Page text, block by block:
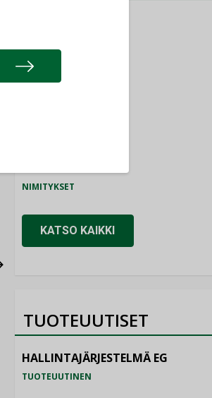
Refair
NIMITYKSET
KATSO KAIKKI
TUOTEUUTISET
HALLINTAJÄRJESTELMÄ EG
TUOTEUUTINEN